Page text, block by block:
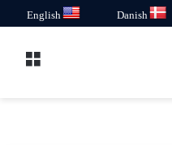
Danish
English